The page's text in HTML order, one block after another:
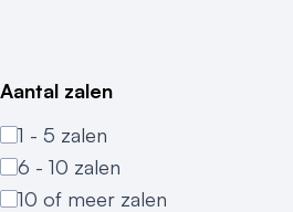
Aantal zalen
1 - 5 zalen
6 - 10 zalen
10 of meer zalen